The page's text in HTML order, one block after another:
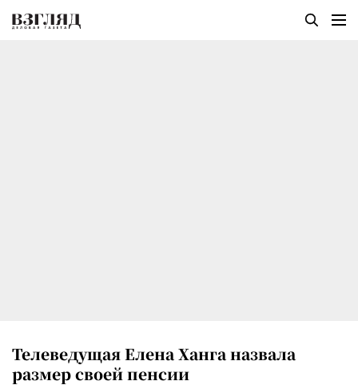
Телеведущая Елена Ханга назвала
размер своей пенсии